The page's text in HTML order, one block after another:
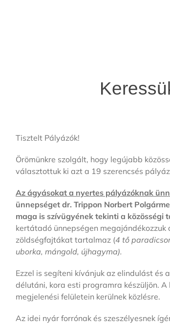
Tisztelt Pályázók!
Örömünkre szolgált, hogy legújabb
választottuk ki azt a 19 szerencsés
Az ágyásokat a nyertes pályázóknak
ünnepséget dr. Trippon Norbert
maga is szívügyének tekinti a közösségi
kertátadó ünnepségen
zöldségfajtákat tartalmaz (4 tő
uborka, mángold, újhagyma).
Ezzel is segíteni kívánjuk az elindulást és
délutáni, kora esti programra készüljön.
megjelenési felületein kerülnek közlésre.
Az idei nyár forrónak és szeszélyesnek